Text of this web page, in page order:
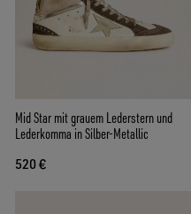
Mid Star mit grauem Lederstern und
Lederkomma in Silber-Metallic
520 €